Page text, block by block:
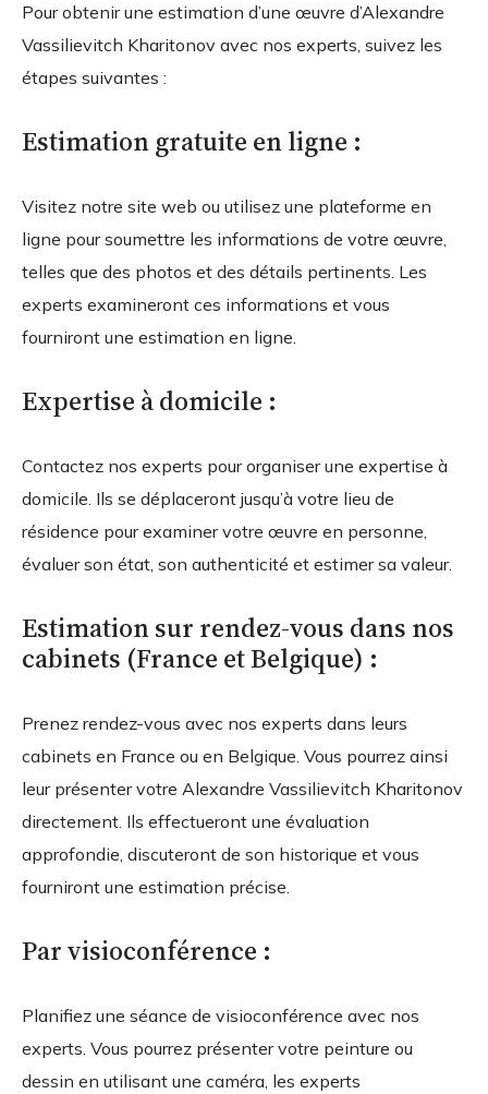
Pour obtenir une estimation d’une œuvre d’Alexandre
Vassilievitch Kharitonov avec nos experts, suivez les
étapes suivantes :
Estimation gratuite en ligne :
Visitez notre site web ou utilisez une plateforme en
ligne pour soumettre les informations de votre œuvre,
telles que des photos et des détails pertinents. Les
experts examineront ces informations et vous
fourniront une estimation en ligne.
Expertise à domicile :
Contactez nos experts pour organiser une expertise à
domicile. Ils se déplaceront jusqu’à votre lieu de
résidence pour examiner votre œuvre en personne,
évaluer son état, son authenticité et estimer sa valeur.
Estimation sur rendez-vous dans nos
cabinets (France et Belgique) :
Prenez rendez-vous avec nos experts dans leurs
cabinets en France ou en Belgique. Vous pourrez ainsi
leur présenter votre Alexandre Vassilievitch Kharitonov
directement. Ils effectueront une évaluation
approfondie, discuteront de son historique et vous
fourniront une estimation précise.
Par visioconférence :
Planifiez une séance de visioconférence avec nos
experts. Vous pourrez présenter votre peinture ou
dessin en utilisant une caméra, les experts